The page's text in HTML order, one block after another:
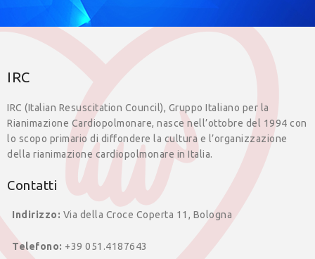
IRC
IRC (Italian Resuscitation Council), Gruppo Italiano per la
Rianimazione Cardiopolmonare, nasce nell’ottobre del 1994 con
lo scopo primario di diffondere la cultura e l’organizzazione
della rianimazione cardiopolmonare in Italia.
Contatti
Indirizzo: Via della Croce Coperta 11, Bologna
Telefono: +39 051.4187643